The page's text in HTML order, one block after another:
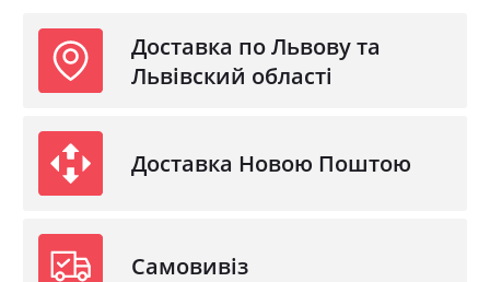
Доставка по Львову та
Львівский області
Доставка Новою Поштою
Самовивіз